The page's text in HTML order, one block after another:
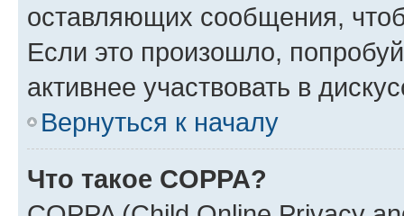
оставляющих сообщения,
Если это произошло,
активнее участвовать в
Вернуться к началу
Что такое COPPA?